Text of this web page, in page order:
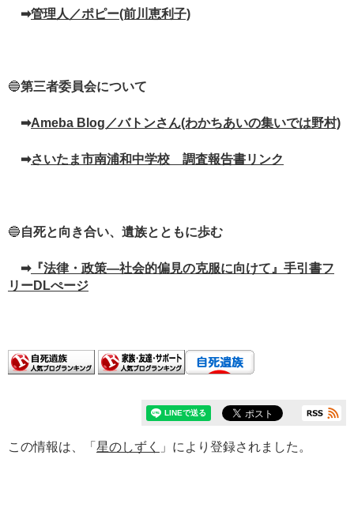
➡管理人／ポピー(前川恵利子)
🔵第三者委員会について
➡Ameba Blog／バトンさん(わかちあいの集いでは野村)
➡さいたま市南浦和中学校 調査報告書リンク
🔵自死と向き合い、遺族とともに歩む
➡『法律・政策―社会的偏見の克服に向けて』手引書フ
リーDLぺージ
この情報は、「 星のしずく 」により登録されました。